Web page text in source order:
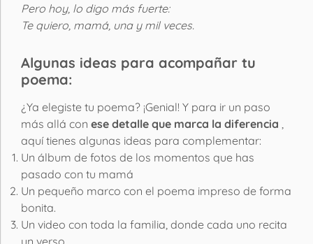
Pero hoy, lo digo más fuerte:
Te quiero, mamá, una y mil veces.
Algunas ideas para acompañar tu
poema:
¿Ya elegiste tu poema? ¡Genial! Y para ir un paso
más allá con ese detalle que marca la diferencia
aquí tienes algunas ideas para complementar:
Un álbum de fotos de los momentos que has
pasado con tu mamá
Un pequeño marco con el poema impreso de forma
bonita.
Un video con toda la familia, donde cada uno recita
un verso.